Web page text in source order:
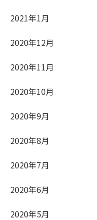
2021年1月
2020年12月
2020年11月
2020年10月
2020年9月
2020年8月
2020年7月
2020年6月
2020年5月